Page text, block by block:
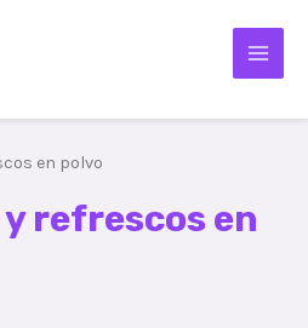
en polvo
refrescos en